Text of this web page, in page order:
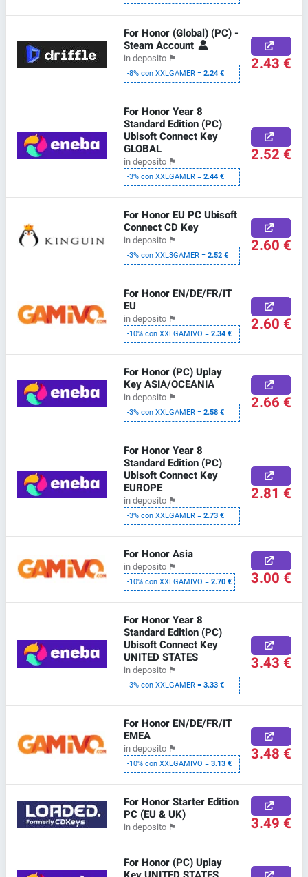
For Honor (Global) (PC) -
Steam Account
in deposito 🏴
-8% con XXLGAMER =2.24 € 2.43 €
For Honor Year 8
Standard Edition (PC)
Ubisoft Connect Key
GLOBAL
in deposito 🏴
-3% con XXLGAMER =2.44 €
2.52 €
For Honor EU PC Ubisoft
Connect CD Key
in deposito 🏴
-3% con XXL3GAMER =2.52 € 2.60 €
For Honor EN/DE/FR/IT
EU
in deposito 🏴
-10% con XXLGAMIVO =2.34 € 2.60 €
For Honor (PC) Uplay
Key ASIA/OCEANIA
in deposito 🏴
-3% con XXLGAMER =2.58 € 2.66 €
For Honor Year 8
Standard Edition (PC)
Ubisoft Connect Key
EUROPE
in deposito 🏴
-3% con XXLGAMER =2.73 €
2.81 €
For Honor Asia
in deposito 🏴
-10% con XXLGAMIVO =2.70 € 3.00 €
For Honor Year 8
Standard Edition (PC)
Ubisoft Connect Key
UNITED STATES
in deposito 🏴
-3% con XXLGAMER =3.33 €
3.43 €
For Honor EN/DE/FR/IT
EMEA
in deposito 🏴
-10% con XXLGAMIVO =3.13 € 3.48 €
For Honor Starter Edition
PC (EU & UK)
in deposito 🏴 3.49 €
For Honor (PC) Uplay